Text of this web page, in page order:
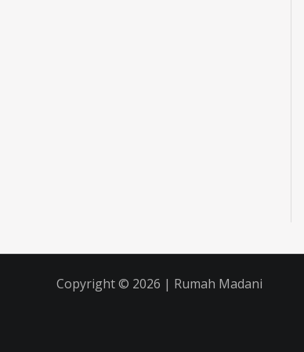
Copyright © 2026 | Rumah Madani